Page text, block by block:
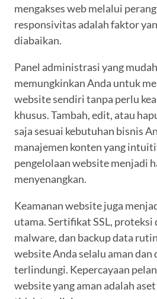
mengakses web melalui
responsivitas adalah faktor
diabaikan.
Panel administrasi yang
memungkinkan Anda untuk
website sendiri tanpa perlu
khusus. Tambah, edit, atau
saja sesuai kebutuhan bisnis
manajemen konten yang
pengelolaan website menjadi
menyenangkan.
Keamanan website juga
utama. Sertifikat SSL, proteksi
malware, dan backup data
website Anda selalu aman dan
terlindungi. Kepercayaan
website yang aman adalah